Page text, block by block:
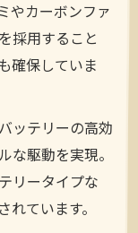
やカーボンファ
採用すること
確保していま
ッテリーの高効
駆動を実現。
リータイプな
ています。